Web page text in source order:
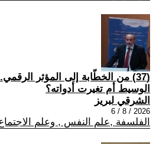
(37) من الخطّابة إلى المؤثر
الوسيط أم تغيرت أدواته؟
الشرقي لبريز
2026 / 8 / 6
الفلسفة ,علم النفس , وعلم